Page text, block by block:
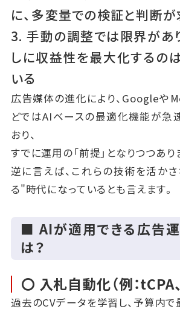
に、多変量での検証と判断
3. 手動の調整では限界があ
しに収益性を最大化するの
いる
広告媒体の進化により、Googleや
どではAIベースの最適化機能が急
おり、
すでに運用の「前提」となりつつあり
逆に言えば、これらの技術を活か
る"時代になっているとも言えます。
■ AIが適用できる広告
は？
〇 入札自動化（例：tCPA
過去のCVデータを学習し、予算内